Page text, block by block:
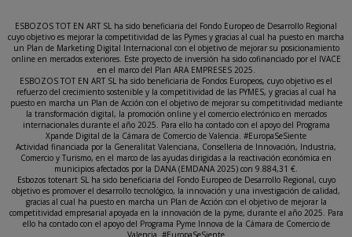
ESBOZOS TOT EN ART SL ha sido beneficiaria del Fondo Europeo de Desarrollo Regional
cuyo objetivo es mejorar la competitividad de las Pymes y gracias al cual ha puesto en marcha
un Plan de Marketing Digital Internacional con el objetivo de mejorar su posicionamiento
online en mercados exteriores. Este proyecto de inversión ha sido cofinanciado por el IVACE
en el marco del Plan ARA EMPRESES 2025.
ESBOZOS TOT EN ART SL ha sido beneficiaria de Fondos Europeos, cuyo objetivo es el
refuerzo del crecimiento sostenible y la competitividad de las PYMES, y gracias al cual ha
puesto en marcha un Plan de Acción con el objetivo de mejorar su competitividad mediante
la transformación digital, la promoción online y el comercio electrónico en mercados
internacionales durante el año 2025. Para ello ha contado con el apoyo del Programa
Xpande Digital de la Cámara de Comercio de Valencia. #EuropaSeSiente
Actividad financiada por la Generalitat Valenciana, Conselleria de Innovación, Industria,
Comercio y Turismo, en el marco de las ayudas dirigidas a la reactivación económica en
municipios afectados por la DANA (EMDANA 2025) con 9.884,31 €.
Esbozos totenart SL ha sido beneficiaria del Fondo Europeo de Desarrollo Regional, cuyo
objetivo es promover el desarrollo tecnológico, la innovación y una investigación de calidad,
gracias al cual ha puesto en marcha un Plan de Acción con el objetivo de mejorar la
competitividad empresarial apoyada en la innovación de la pyme, durante el año 2025. Para
ello ha contado con el apoyo del Programa Pyme Innova de la Cámara de Comercio de
Valencia. #EuropaSeSiente